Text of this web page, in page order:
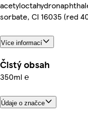
sorbate, CI 16035 (red
Více informací
Čistý obsah
350ml ℮
Údaje o značce